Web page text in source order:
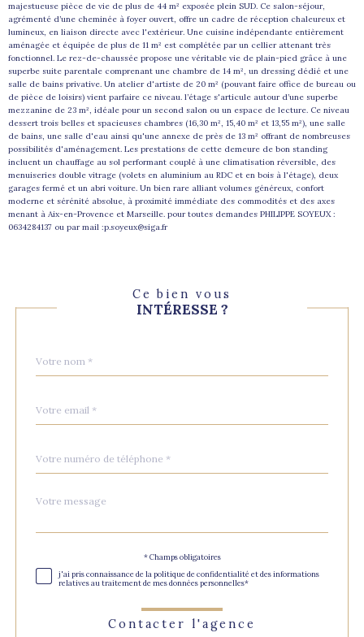
majestueuse pièce de vie de plus de 44 m² exposée plein SUD. Ce salon-séjour,
agrémenté d’une cheminée à foyer ouvert, offre un cadre de réception chaleureux et
lumineux, en liaison directe avec l'extérieur. Une cuisine indépendante entièrement
aménagée et équipée de plus de 11 m² est complétée par un cellier attenant très
fonctionnel. Le rez-de-chaussée propose une véritable vie de plain-pied grâce à une
superbe suite parentale comprenant une chambre de 14 m², un dressing dédié et une
salle de bains privative. Un atelier d'artiste de 20 m² (pouvant faire office de bureau ou
de pièce de loisirs) vient parfaire ce niveau. l’étage s'articule autour d’une superbe
mezzanine de 23 m², idéale pour un second salon ou un espace de lecture. Ce niveau
dessert trois belles et spacieuses chambres (16,30 m², 15,40 m² et 13,55 m²), une salle
de bains, une salle d'eau ainsi qu'une annexe de près de 13 m² offrant de nombreuses
possibilités d'aménagement. Les prestations de cette demeure de bon standing
incluent un chauffage au sol performant couplé à une climatisation réversible, des
menuiseries double vitrage (volets en aluminium au RDC et en bois à l'étage), deux
garages fermé et un abri voiture. Un bien rare alliant volumes généreux, confort
moderne et sérénité absolue, à proximité immédiate des commodités et des axes
menant à Aix-en-Provence et Marseille. pour toutes demandes PHILIPPE SOYEUX :
0634284137 ou par mail :p.soyeux@siga.fr
Ce bien vous
INTÉRESSE ?
par
*
*
*
Fieldset
Message
*
* Champs obligatoires
j'ai pris connaissance de la politique de confidentialité et des informations
relatives au traitement de mes données personnelles*
Contacter l'agence